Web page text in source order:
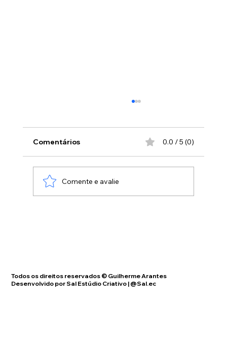
Há duas maneiras de encarar o "sucesso"
musical. Uma mais comum, mais óbvia, fria e
e pode durar pouco. São números. A outra,
mais sutil , subjetiva e
Comentários 0.0 / 5 (0)
Comente e avalie
Todos os direitos reservados © Guilherme Arantes
Desenvolvido por Sal Estúdio Criativo | @Sal.ec